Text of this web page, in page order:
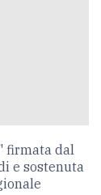
firmata dal
e sostenuta